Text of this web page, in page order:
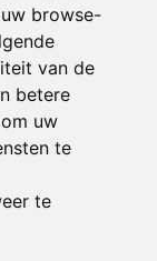
browse-
van de
betere
om uw
te
te
en Anbi